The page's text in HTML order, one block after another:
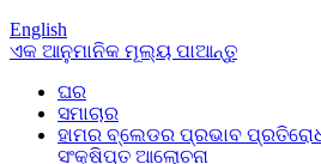
English
ଏକ ଆନୁମାନିକ ମୂଲ୍ୟ ପାଆନ୍ତୁ
ଘର
ସମାଚାର
ହାମର ବ୍ଲେଡର ପ୍ରଭାବ
ସଂକ୍ଷିପ୍ତ ଆଲୋଚନା